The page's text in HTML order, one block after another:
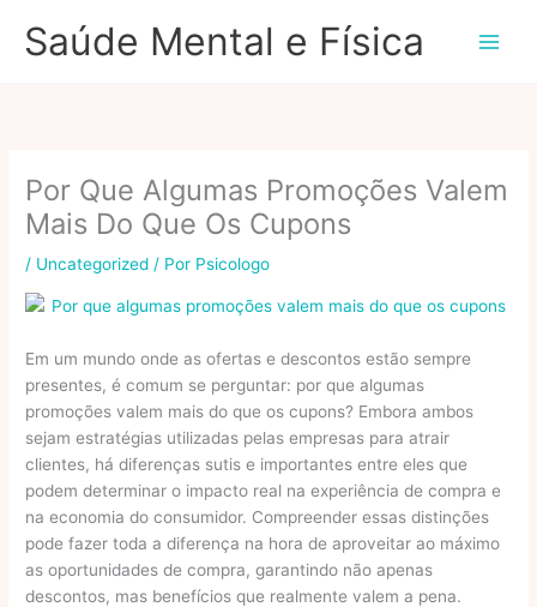
paraSaúde Mental e Física
Por Que Algumas Promoções Valem
Mais Do Que Os Cupons
/ Uncategorized / Por Psicologo
Em um mundo onde as ofertas e descontos estão sempre
presentes, é comum se perguntar: por que algumas
promoções valem mais do que os cupons? Embora ambos
sejam estratégias utilizadas pelas empresas para atrair
clientes, há diferenças sutis e importantes entre eles que
podem determinar o impacto real na experiência de compra e
na economia do consumidor. Compreender essas distinções
pode fazer toda a diferença na hora de aproveitar ao máximo
as oportunidades de compra, garantindo não apenas
descontos, mas benefícios que realmente valem a pena.